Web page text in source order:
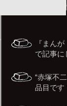
『まん
で記事に
“赤塚不
品目です